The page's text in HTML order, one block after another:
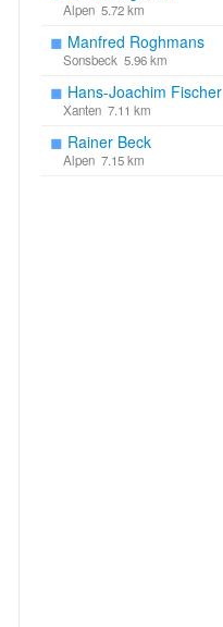
Alpen 5.72 km
◼ Manfred Roghmans
Sonsbeck 5.96 km
◼ Hans-Joachim Fischer
Xanten 7.11 km
◼ Rainer Beck
Alpen 7.15 km